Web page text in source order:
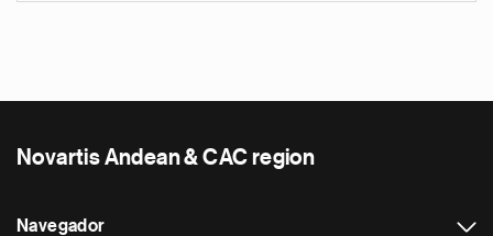
Novartis Andean & CAC region
Navegador